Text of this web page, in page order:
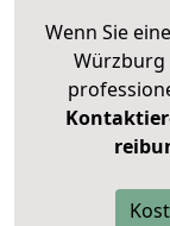
Wenn Sie
Würzburg